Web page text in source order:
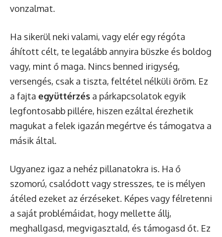
vonzalmat.
Ha sikerül neki valami, vagy elér egy régóta
áhított célt, te legalább annyira büszke és boldog
vagy, mint ő maga. Nincs benned irigység,
versengés, csak a tiszta, feltétel nélküli öröm. Ez
a fajta együttérzés a párkapcsolatok egyik
legfontosabb pillére, hiszen ezáltal érezhetik
magukat a felek igazán megértve és támogatva a
másik által.
Ugyanez igaz a nehéz pillanatokra is. Ha ő
szomorú, csalódott vagy stresszes, te is mélyen
átéled ezeket az érzéseket. Képes vagy félretenni
a saját problémáidat, hogy mellette állj,
meghallgasd, megvigasztald, és támogasd őt. Ez